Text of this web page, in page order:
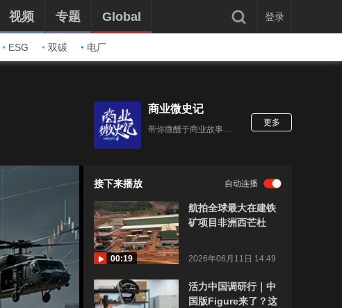
ESG 双碳 电厂
视频 专题 Global 登录
商业微史记
带你微醺于商业故事里。
更多
接下来播放 自动连播
00:19
航拍全球最大在建铁
矿项目非洲西芒杜
2026年06月11日 14:49
活力中国调研行｜中
国版Figure来了？这